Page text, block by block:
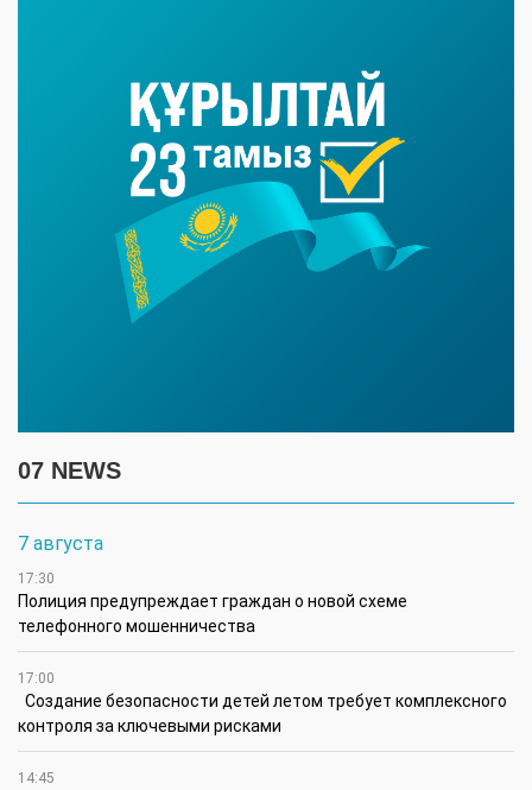
07 NEWS
7 августа
17:30
Полиция предупреждает граждан о новой схеме
телефонного мошенничества
17:00
Создание безопасности детей летом требует комплексного
контроля за ключевыми рисками
14:45